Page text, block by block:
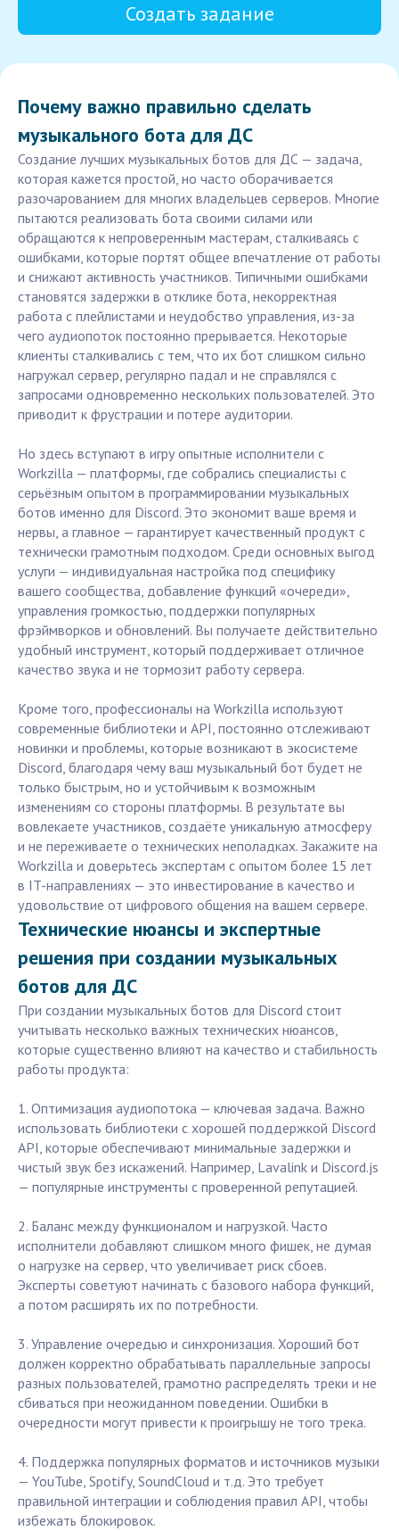
Создать задание
Почему важно правильно сделать
музыкального бота для ДС
Создание лучших музыкальных ботов для ДС — задача,
которая кажется простой, но часто оборачивается
разочарованием для многих владельцев серверов. Многие
пытаются реализовать бота своими силами или
обращаются к непроверенным мастерам, сталкиваясь с
ошибками, которые портят общее впечатление от работы
и снижают активность участников. Типичными ошибками
становятся задержки в отклике бота, некорректная
работа с плейлистами и неудобство управления, из-за
чего аудиопоток постоянно прерывается. Некоторые
клиенты сталкивались с тем, что их бот слишком сильно
нагружал сервер, регулярно падал и не справлялся с
запросами одновременно нескольких пользователей. Это
приводит к фрустрации и потере аудитории.
Но здесь вступают в игру опытные исполнители с
Workzilla — платформы, где собрались специалисты с
серьёзным опытом в программировании музыкальных
ботов именно для Discord. Это экономит ваше время и
нервы, а главное — гарантирует качественный продукт с
технически грамотным подходом. Среди основных выгод
услуги — индивидуальная настройка под специфику
вашего сообщества, добавление функций «очереди»,
управления громкостью, поддержки популярных
фрэймворков и обновлений. Вы получаете действительно
удобный инструмент, который поддерживает отличное
качество звука и не тормозит работу сервера.
Кроме того, профессионалы на Workzilla используют
современные библиотеки и API, постоянно отслеживают
новинки и проблемы, которые возникают в экосистеме
Discord, благодаря чему ваш музыкальный бот будет не
только быстрым, но и устойчивым к возможным
изменениям со стороны платформы. В результате вы
вовлекаете участников, создаёте уникальную атмосферу
и не переживаете о технических неполадках. Закажите на
Workzilla и доверьтесь экспертам с опытом более 15 лет
в IT-направлениях — это инвестирование в качество и
удовольствие от цифрового общения на вашем сервере.
Технические нюансы и экспертные
решения при создании музыкальных
ботов для ДС
При создании музыкальных ботов для Discord стоит
учитывать несколько важных технических нюансов,
которые существенно влияют на качество и стабильность
работы продукта:
1. Оптимизация аудиопотока — ключевая задача. Важно
использовать библиотеки с хорошей поддержкой Discord
API, которые обеспечивают минимальные задержки и
чистый звук без искажений. Например, Lavalink и Discord.js
— популярные инструменты с проверенной репутацией.
2. Баланс между функционалом и нагрузкой. Часто
исполнители добавляют слишком много фишек, не думая
о нагрузке на сервер, что увеличивает риск сбоев.
Эксперты советуют начинать с базового набора функций,
а потом расширять их по потребности.
3. Управление очередью и синхронизация. Хороший бот
должен корректно обрабатывать параллельные запросы
разных пользователей, грамотно распределять треки и не
сбиваться при неожиданном поведении. Ошибки в
очередности могут привести к проигрышу не того трека.
4. Поддержка популярных форматов и источников музыки
— YouTube, Spotify, SoundCloud и т.д. Это требует
правильной интеграции и соблюдения правил API, чтобы
избежать блокировок.